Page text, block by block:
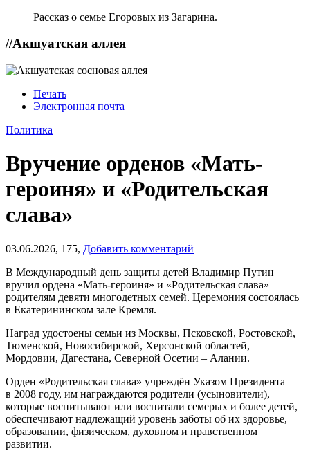
Рассказ о семье Егоровых из Загарина.
//Акшуатская аллея
Печать
Электронная почта
Политика
Вручение орденов «Мать-
героиня» и «Родительская
слава»
03.06.2026, 175, Добавить комментарий
В Международный день защиты детей Владимир Путин
вручил ордена «Мать-героиня» и «Родительская слава»
родителям девяти многодетных семей. Церемония состоялась
в Екатерининском зале Кремля.
Наград удостоены семьи из Москвы, Псковской, Ростовской,
Тюменской, Новосибирской, Херсонской областей,
Мордовии, Дагестана, Северной Осетии – Алании.
Орден «Родительская слава» учреждён Указом Президента
в 2008 году, им награждаются родители (усыновители),
которые воспитывают или воспитали семерых и более детей,
обеспечивают надлежащий уровень заботы об их здоровье,
образовании, физическом, духовном и нравственном
развитии.